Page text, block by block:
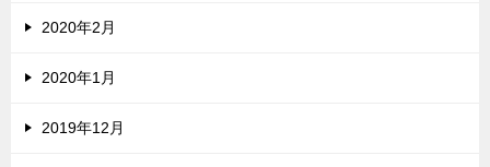
2020年2月
2020年1月
2019年12月